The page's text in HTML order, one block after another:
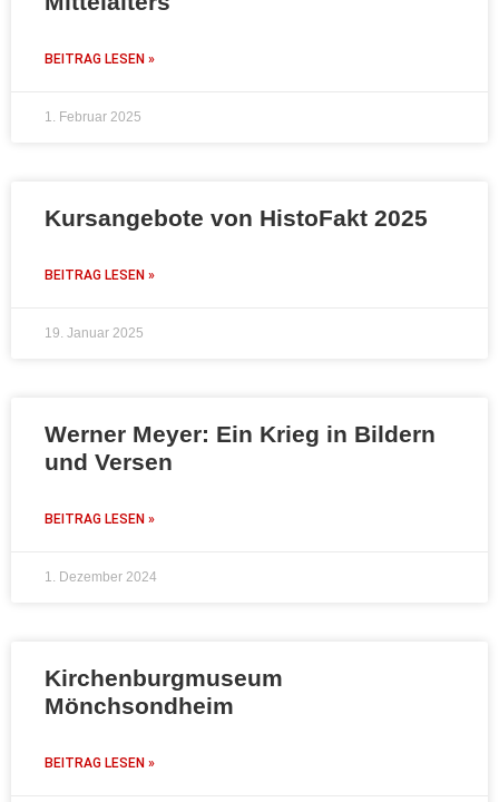
BEITRAG LESEN »
1. Februar 2025
Kursangebote von HistoFakt 2025
BEITRAG LESEN »
19. Januar 2025
Werner Meyer: Ein Krieg in Bildern
und Versen
BEITRAG LESEN »
1. Dezember 2024
Kirchenburgmuseum
Mönchsondheim
BEITRAG LESEN »